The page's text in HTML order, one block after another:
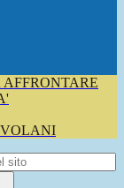
AFFRONTARE